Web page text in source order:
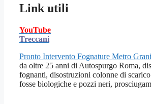
Link utili
YouTube
Treccani
Pronto Intervento Fognature Metro
da oltre 25 anni di Autospurgo Roma,
fognanti, disostruzioni colonne di
fosse biologiche e pozzi neri,